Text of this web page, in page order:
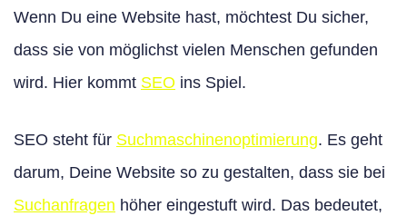
Wenn Du eine Website hast, möchtest Du sicher,
dass sie von möglichst vielen Menschen gefunden
wird. Hier kommt SEO ins Spiel.
SEO steht für Suchmaschinenoptimierung. Es geht
darum, Deine Website so zu gestalten, dass sie bei
Suchanfragen höher eingestuft wird. Das bedeutet,